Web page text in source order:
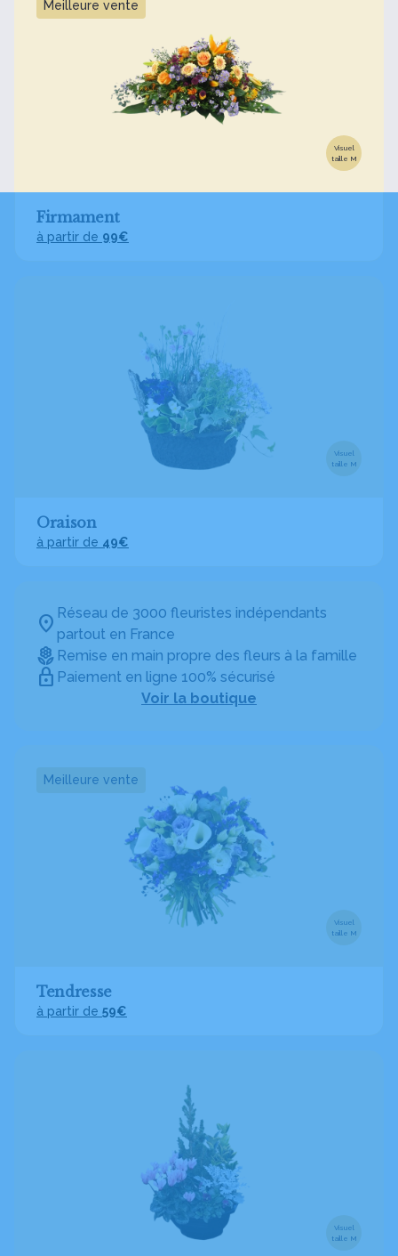
Réseau de 3000 fleuristes indépendants
partout en France
Remise en main propre des fleurs à la famille
Paiement en ligne 100% sécurisé
Voir la boutique
Meilleure vente
Visuel
taille M
Firmament
à partir de 99€
Visuel
taille M
Oraison
à partir de 49€
Meilleure vente
Visuel
taille M
Tendresse
à partir de 59€
Visuel
taille M